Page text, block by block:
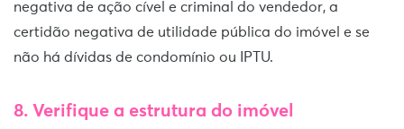
negativa de ação cível e criminal do vendedor, a
certidão negativa de utilidade pública do imóvel e se
não há dívidas de condomínio ou IPTU.
8. Verifique a estrutura do imóvel